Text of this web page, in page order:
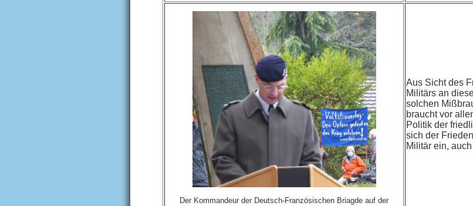
Der Kommandeur der Deutsch-Französischen Briagde auf der
Aus Sicht des
Militärs an
solchen
braucht vor
Politik der
sich der
Militär ein,